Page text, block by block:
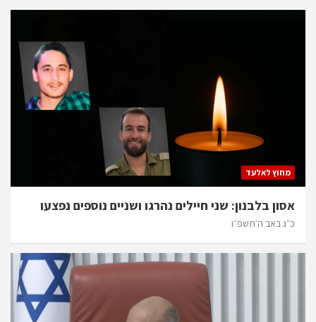
מחוץ לאלעד
אסון בלבנון: שני חיילים נהרגו ושניים נוספים נפצעו
כ״ג באב ה׳תשפ״ו